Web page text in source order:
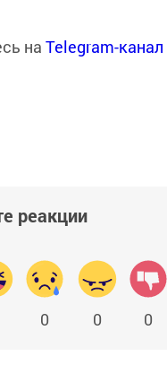
на Telegram-канал
реакции
0 0 0